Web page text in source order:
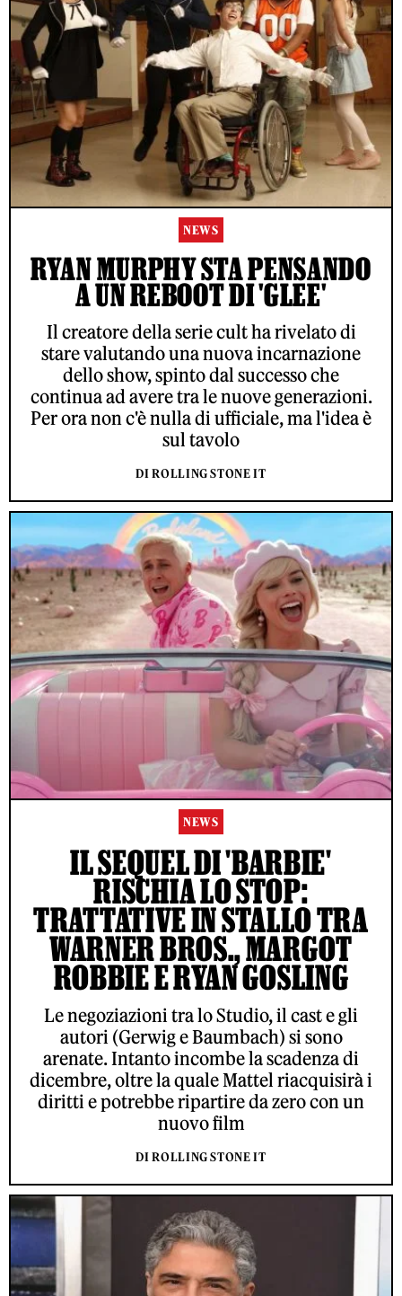
NEWS
RYAN MURPHY STA PENSANDO
A UN REBOOT DI 'GLEE'
Il creatore della serie cult ha rivelato di
stare valutando una nuova incarnazione
dello show, spinto dal successo che
continua ad avere tra le nuove generazioni.
Per ora non c'è nulla di ufficiale, ma l'idea è
sul tavolo
DI ROLLING STONE IT
NEWS
IL SEQUEL DI 'BARBIE'
RISCHIA LO STOP:
TRATTATIVE IN STALLO TRA
WARNER BROS., MARGOT
ROBBIE E RYAN GOSLING
Le negoziazioni tra lo Studio, il cast e gli
autori (Gerwig e Baumbach) si sono
arenate. Intanto incombe la scadenza di
dicembre, oltre la quale Mattel riacquisirà i
diritti e potrebbe ripartire da zero con un
nuovo film
DI ROLLING STONE IT